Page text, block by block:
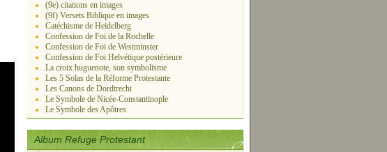
(9e) citations en images
(9f) Versets Biblique en images
Catéchisme de Heidelberg
Confession de Foi de la Rochelle
Confession de Foi de Westminster
Confession de Foi Helvétique postérieure
La croix huguenote, son symbolisme
Les 5 Solas de la Réforme Protestante
Les Canons de Dordtrecht
Le Symbole de Nicée-Constantinople
Le Symbole des Apôtres
Album Refuge Protestant